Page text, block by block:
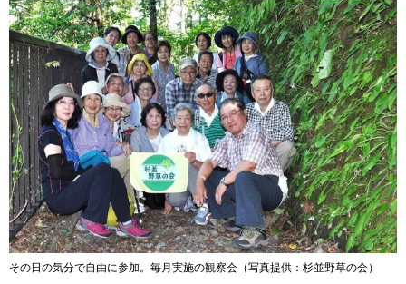
その日の気分で自由に参加。毎月実施の観察会（写真提供：杉並野草の会）